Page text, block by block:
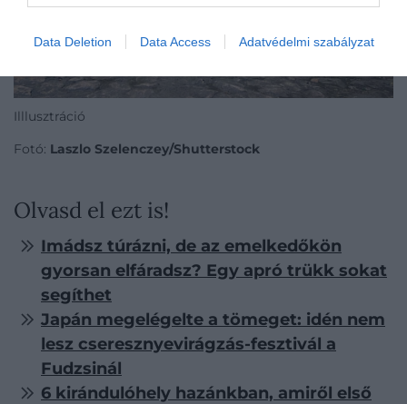
Data Deletion Data Access Adatvédelmi szabályzat
Illlusztráció
Fotó: Laszlo Szelenczey/Shutterstock
Olvasd el ezt is!
Imádsz túrázni, de az emelkedőkön
gyorsan elfáradsz? Egy apró trükk sokat
segíthet
Japán megelégelte a tömeget: idén nem
lesz cseresznyevirágzás-fesztivál a
Fudzsinál
6 kirándulóhely hazánkban, amiről első